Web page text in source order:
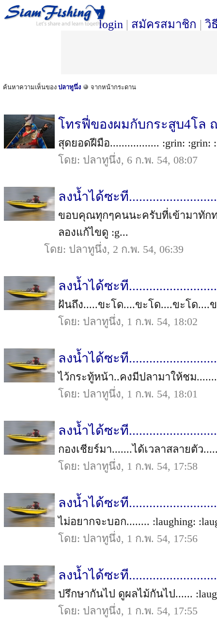
login | สมัครสมาชิก | วิ
ค้นหาความเห็นของ ปลาทูนึ่ง จากหน้ากระดาน
โทรฟี่ของผมกับกระสูบ4โล
สุดยอดฝีมือ................. :grin: :grin:
โดย: ปลาทูนึ่ง, 6 ก.พ. 54, 08:07
ลงน้ำได้ซะที
ขอบคุณทุกๆคนนะครับที่เข้ามาทัก
ลองแก้ไขดู :g...
โดย: ปลาทูนึ่ง, 2 ก.พ. 54, 06:39
ลงน้ำได้ซะที
ฝันถึง.....ขะโด....ขะโด....ขะโด....
โดย: ปลาทูนึ่ง, 1 ก.พ. 54, 18:02
ลงน้ำได้ซะที
ไว้กระทู้หน้า..คงมีปลามาให้ชม
โดย: ปลาทูนึ่ง, 1 ก.พ. 54, 18:01
ลงน้ำได้ซะที
กองเชียร์มา.......ได้เวลาสลายตัว
โดย: ปลาทูนึ่ง, 1 ก.พ. 54, 17:58
ลงน้ำได้ซะที
ไม่อยากจะบอก........ :laughing:
โดย: ปลาทูนึ่ง, 1 ก.พ. 54, 17:56
ลงน้ำได้ซะที
ปรึกษากันไป ดูผลไม้กันไป......
โดย: ปลาทูนึ่ง, 1 ก.พ. 54, 17:55